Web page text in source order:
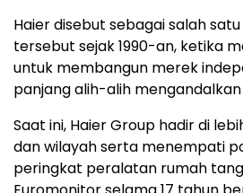
Haier disebut sebagai salah
tersebut sejak 1990-an, ketika
untuk membangun merek
panjang alih-alih mengandalkan
Saat ini, Haier Group hadir di
dan wilayah serta menempati
peringkat peralatan rumah